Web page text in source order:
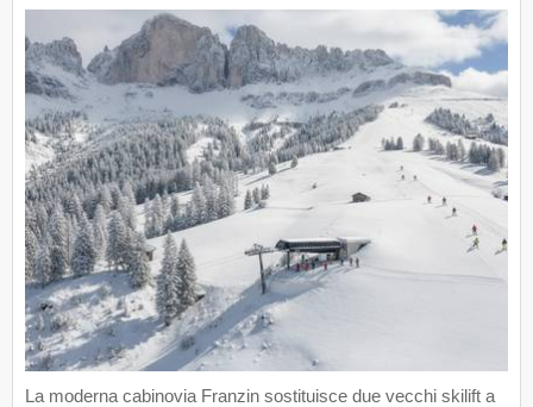
La moderna cabinovia Franzin sostituisce due vecchi skilift a